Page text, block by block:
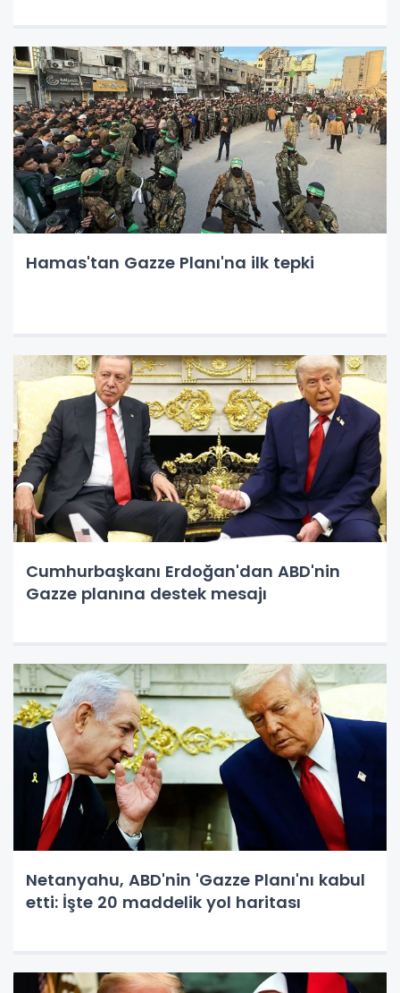
Hamas'tan Gazze Planı'na ilk tepki
Cumhurbaşkanı Erdoğan'dan ABD'nin
Gazze planına destek mesajı
Netanyahu, ABD'nin 'Gazze Planı'nı kabul
etti: İşte 20 maddelik yol haritası